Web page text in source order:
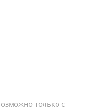
только с